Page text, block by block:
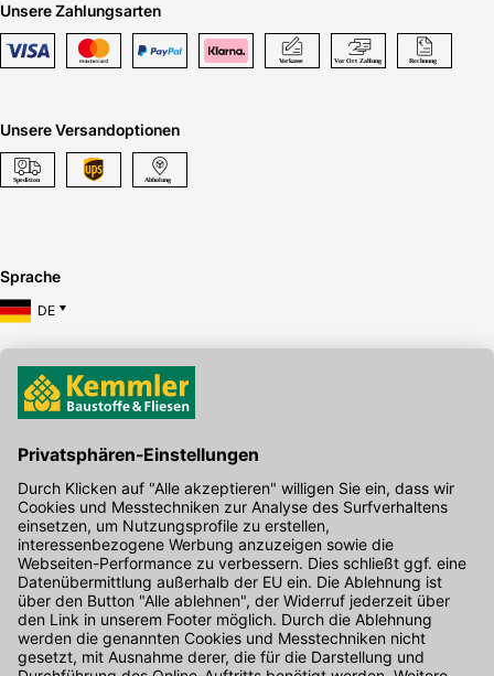
Unsere Zahlungsarten
Unsere Versandoptionen
Sprache
DE
Hier gibt's die kostenlose App
Kontakt
Unser Onlineshop Team ist montags bis freitags von 08:00 - 17:00
Uhr unter der Telefonnummer07071 / 151-151 für Sie erreichbar.
Alternativ können Sie unser Kontaktformular nutzen.